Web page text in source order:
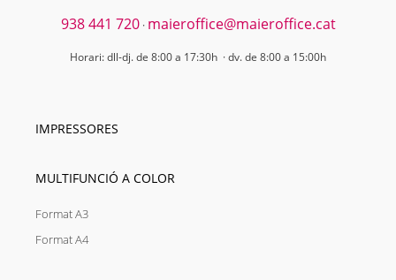
938 441 720· maieroffice@maieroffice.cat
Horari: dll-dj. de 8:00 a 17:30h · dv. de 8:00 a 15:00h
IMPRESSORES
MULTIFUNCIÓ A COLOR
Format A3
Format A4